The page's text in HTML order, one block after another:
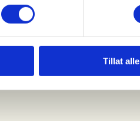
Tillat alle